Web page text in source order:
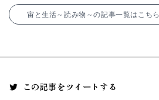
宙と生活～読み物～の記事一覧はこちら
この記事をツイートする